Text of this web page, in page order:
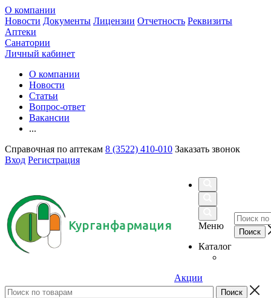
О компании
Новости Документы Лицензии Отчетность Реквизиты
Аптеки
Санатории
Личный кабинет
О компании
Новости
Статьи
Вопрос-ответ
Вакансии
...
Справочная по аптекам 8 (3522) 410-010 Заказать звонок
Вход Регистрация
Курганфармация
Меню
Каталог
Акции